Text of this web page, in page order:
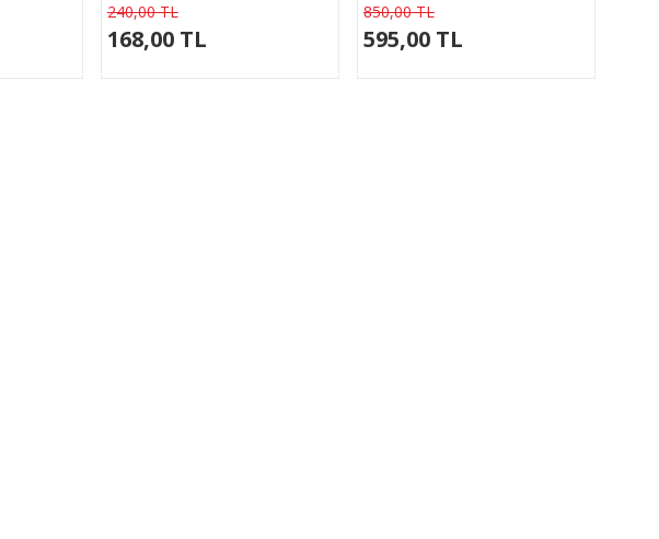
240,00 TL
168,00 TL
850,00 TL
595,00 TL